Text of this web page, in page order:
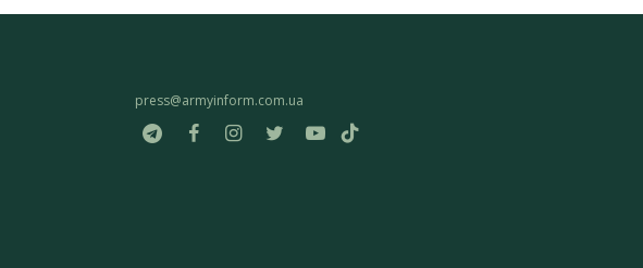
press@armyinform.com.ua